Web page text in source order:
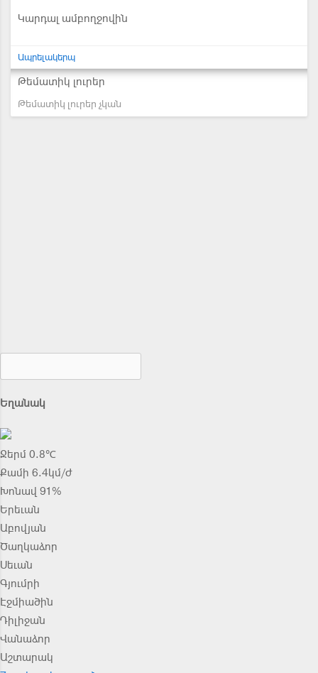
Կարդալ ամբողջովին
Ապրելակերպ
Թեմատիկ լուրեր
Թեմատիկ լուրեր չկան
Եղանակ
Ջերմ 0.8℃
Քամի 6.4կմ/ժ
Խոնավ 91%
Երեւան
Աբովյան
Ծաղկաձոր
Սեւան
Գյումրի
Էջմիածին
Դիլիջան
Վանաձոր
Աշտարակ